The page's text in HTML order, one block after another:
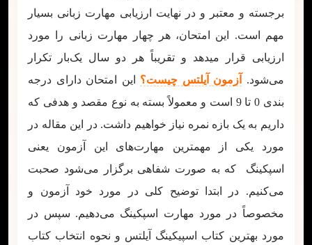
برجسته و معتبر و در نهایت ارزیابی مهارت زبانی بسیار
مهم است. این امتحان، هر چهار مهارت زبانی را مورد
ارزیابی قرار میدهد و تقریباً هر دو سال یک‌بار تکرار
می‌شود.
آزمون آیلتس چیست؟ این امتحان دارای درجه
بندی 0 تا 9 است و معمولاً بسته به نوع مقصد و هدفی که
داریم به یک بازه نمره نیاز خواهیم داشت. در این مقاله در
مورد یکی از مهمترین مهارت‌های این آزمون یعنی
اسپکینگ که به صورت شفاهی برگزار می‌شود صحبت
می‌کنیم. در ابتدا توضیح کلی در مورد خود آزمون و
مخصوصاً در مورد مهارت اسپکینگ می‌دهیم. سپس در
مورد بهترین کتاب اسپیکینگ آیلتس و نحوه انتخاب کتاب